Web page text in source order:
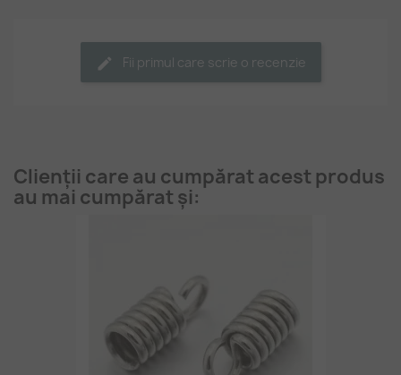
Fii primul care scrie o recenzie
Clienții care au cumpărat acest produs
au mai cumpărat și: